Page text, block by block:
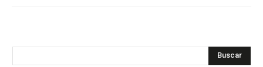
Buscar